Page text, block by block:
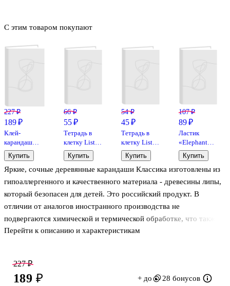
Яркие, сочные деревянные карандаши Классика изготовлены из
гипоаллергенного и качественного материала - древесины липы,
который безопасен для детей. Это российский продукт. В
отличии от аналогов иностранного производства не
подвергаются химической и термической обработке, что также
гарантирует их безопасность и качество.
4М мягкости по российской шкале. Благодаря качественной
проклейке стержня и корпуса, не ломается при падении.
Перейти к описанию и характеристикам
С этим товаром покупают
227 ₽
189 ₽
Клей-
карандаш
«Extra», Erich
Krause, 15 г
Купить
66 ₽
55 ₽
Тетрадь в
клетку Listoff
«Классическая
серия» в
ассортименте,
18 листов
Купить
54 ₽
45 ₽
Тетрадь в
клетку Listoff
«Классическая
серия» в
ассортименте,
12 листов
Купить
107 ₽
89 ₽
Ластик
«Elephant
300/60»,
Koh-i-Noor
Купить
227 ₽
189 ₽ + до 28 бонусов